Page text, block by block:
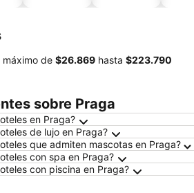
máximo de ‎$26.869 hasta ‎$223.790
sobre Praga
en Praga?
de lujo en Praga?
que admiten mascotas en Praga?
con spa en Praga?
con piscina en Praga?